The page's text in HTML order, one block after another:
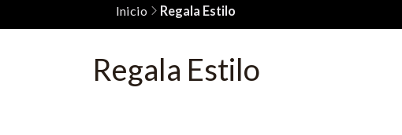
Inicio Regala Estilo
Regala Estilo